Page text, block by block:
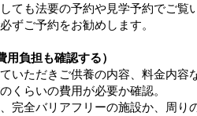
ても法要の予約や見学予約でご覧
ずご予約をお勧めします。
負担も確認する）
いただきご供養の内容、料金内容
くらいの費用が必要か確認。
完全バリアフリーの施設か、周り